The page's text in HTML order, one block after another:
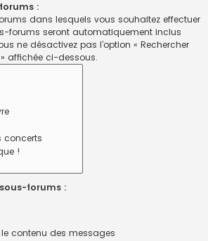
:
dans lesquels vous souhaitez effectuer
forums seront automatiquement inclus
ne désactivez pas l’option « Rechercher
affichée ci-dessous.
forums :
le contenu des messages